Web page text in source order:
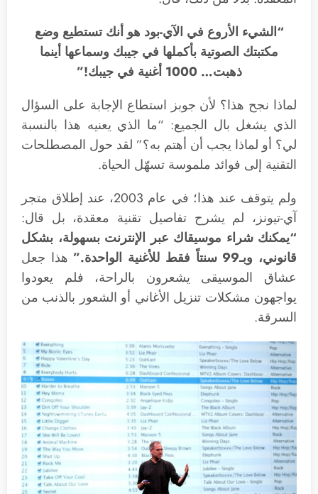
“الشيء الأروع في الآي-بود هو أنك تستطيع وضع
مكتبتك الصوتية بأكملها في جيبك وسماعها أينما
ذهبت… 1000 أغنية في جيبك!”
لماذا نجح هذا؟ لأن جوبز استطاع الإجابة على السؤال
الذي يشغل بال الجميع: “ما الذي يعنيه هذا بالنسبة
لي؟ أو لماذا يجب أن أهتم به؟” لقد حول المصطلحات
التقنية إلى فوائد ملموسة تسهّل الحياة.
ولم يتوقف عند هذا؛ في عام 2003، عند إطلاق متجر
آي-تيونز، لم يشرح تفاصيل تقنية معقدة، بل قال:
“يمكنك شراء موسيقاك عبر الإنترنت بسهولة، بشكل
قانوني، وبـ99 سنتاً فقط للأغنية الواحدة.”
هذا جعل
عشاق الموسيقى يشعرون بالراحة، فلم يعودوا
يواجهون مشكلات تنزيل الأغاني أو الشعور بالذنب من
السرقة.